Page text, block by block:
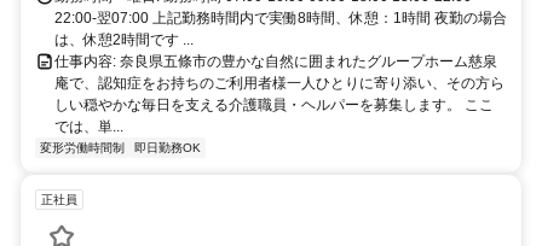
22:00-翌07:00 上記勤務時間内で実働8時間、休憩：1時間 夜勤の場合
は、休憩2時間です ...
仕事内容: 奈良県五條市の豊かな自然に囲まれたグループホーム慈泉
庵で、認知症をお持ちのご利用者様一人ひとりに寄り添い、その方ら
しい穏やかな毎日を支える介護職員・ヘルパーを募集します。 ここ
では、単...
変形労働時間制 即日勤務OK
正社員